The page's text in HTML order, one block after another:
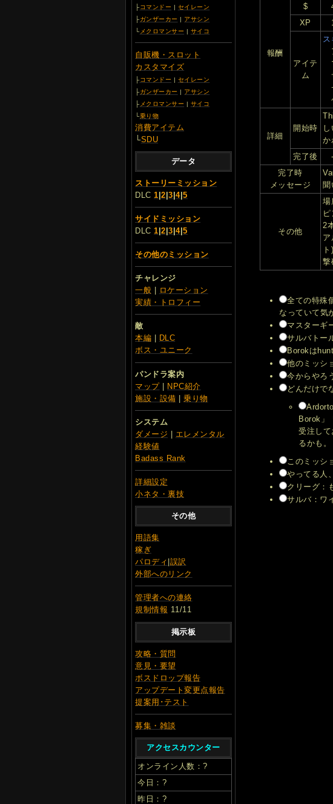
報酬
$
XP
アイテ
ム
ス
詳細
開始時
か
完了後
-
完了時
メッセージ
聞
その他
場
2
撃
全ての特殊
なっていて気
マスターギ
サルバトー
Borokは
他のミッシ
今からやろ
どんだけで
Borok」
受注し
るかも
このミッシ
やってる人
クリーグ：
サルバ：ワ
├コマンドー | セイレーン
├ガンザーカー | アサシン
└メクロマンサー | サイコ
自販機・スロット
カスタマイズ
├コマンドー | セイレーン
├ガンザーカー | アサシン
├ メクロマンサー | サイコ
└乗り物
消費アイテム
└SDU
データ
ストーリーミッション
DLC1|2|3|4|5
サイドミッション
DLC1 |2 |3 |4|5
その他のミッション
チャレンジ
一般
ロケーション
実績・トロフィー
敵
本編
DLC
ボス・ユニーク
パンドラ案内
マップ| NPC紹介
施設・設備 |乗り物
システム
ダメージ
エレメンタル
経験値
Badass Rank
詳細設定
小ネタ・裏技
その他
用語集
稼ぎ
パロディ 誤訳
外部へのリンク
管理者への連絡
規制情報 11/11
掲示板
攻略・質問
意見・要望
ボスドロップ報告
アップデート変更点報告
提案用･テスト
募集・雑談
アクセスカウンター
オンライン人数：?
今日： ?
昨日： ?